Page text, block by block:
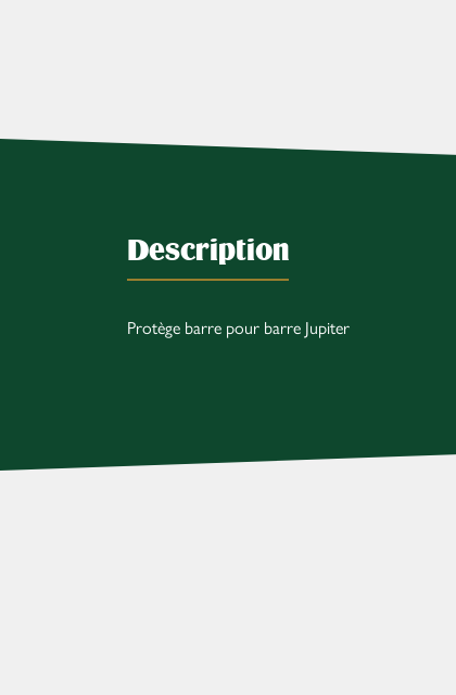
Description
Protège barre pour barre Jupiter